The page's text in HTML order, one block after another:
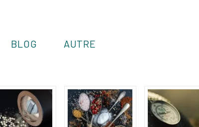
BLOG AUTRE